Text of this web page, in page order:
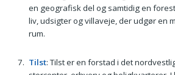
en geografisk del og samtidig en
liv, udsigter og villaveje, der udgør en
rum.
Tilst: Tilst er en forstad i det